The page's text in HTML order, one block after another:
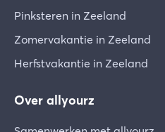
Pinksteren in Zeeland
Zomervakantie in Zeeland
Herfstvakantie in Zeeland
Over allyourz